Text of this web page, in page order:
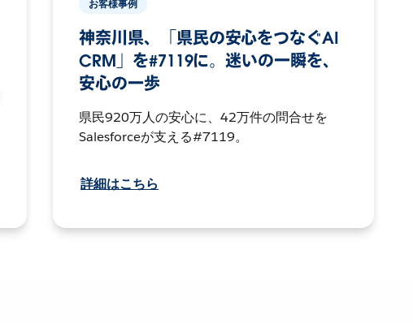
お客様事例
神奈川県、「県民の安心をつなぐAI
CRM」を#7119に。迷いの一瞬を、
安心の一歩
県民920万人の安心に、42万件の問合せを
Salesforceが支える#7119。
詳細はこちら